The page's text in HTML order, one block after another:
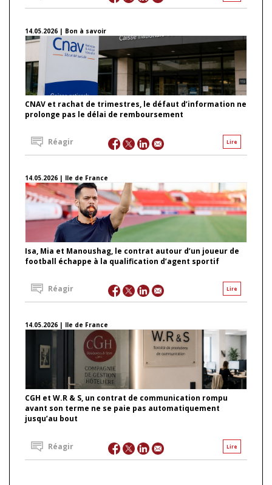
14.05.2026 | Bon à savoir
CNAV et rachat de trimestres, le défaut d’information ne
prolonge pas le délai de remboursement
Lire
Réagir
14.05.2026 | Ile de France
Isa, Mia et Manoushag, le contrat autour d’un joueur de
football échappe à la qualification d’agent sportif
Lire
Réagir
14.05.2026 | Ile de France
CGH et W.R & S, un contrat de communication rompu
avant son terme ne se paie pas automatiquement
jusqu’au bout
Lire
Réagir